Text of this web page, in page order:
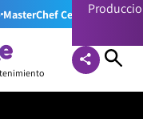
MasterChef Celebrity